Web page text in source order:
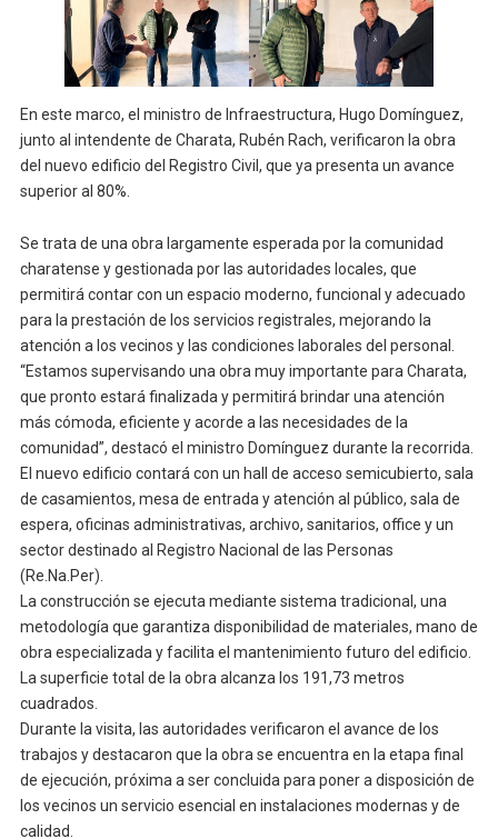
En este marco, el ministro de Infraestructura, Hugo Domínguez,
junto al intendente de Charata, Rubén Rach, verificaron la obra
del nuevo edificio del Registro Civil, que ya presenta un avance
superior al 80%.
Se trata de una obra largamente esperada por la comunidad
charatense y gestionada por las autoridades locales, que
permitirá contar con un espacio moderno, funcional y adecuado
para la prestación de los servicios registrales, mejorando la
atención a los vecinos y las condiciones laborales del personal.
“Estamos supervisando una obra muy importante para Charata,
que pronto estará finalizada y permitirá brindar una atención
más cómoda, eficiente y acorde a las necesidades de la
comunidad”, destacó el ministro Domínguez durante la recorrida.
El nuevo edificio contará con un hall de acceso semicubierto, sala
de casamientos, mesa de entrada y atención al público, sala de
espera, oficinas administrativas, archivo, sanitarios, office y un
sector destinado al Registro Nacional de las Personas
(Re.Na.Per).
La construcción se ejecuta mediante sistema tradicional, una
metodología que garantiza disponibilidad de materiales, mano de
obra especializada y facilita el mantenimiento futuro del edificio.
La superficie total de la obra alcanza los 191,73 metros
cuadrados.
Durante la visita, las autoridades verificaron el avance de los
trabajos y destacaron que la obra se encuentra en la etapa final
de ejecución, próxima a ser concluida para poner a disposición de
los vecinos un servicio esencial en instalaciones modernas y de
calidad.